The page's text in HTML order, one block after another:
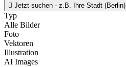
 Jetzt suchen - z.B. Ihre Stadt (Berlin)
Typ
Alle Bilder
Foto
Vektoren
Illustration
AI Images